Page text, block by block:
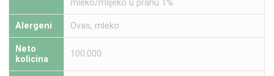
mleko/mlijeko u prahu 1%.
Alergeni Ovas, mleko
Neto
kolicina
100.000